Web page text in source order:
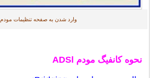
وارد شدن به صفحه تنظیمات مودم
نحوه کانفیگ مودم ADSl